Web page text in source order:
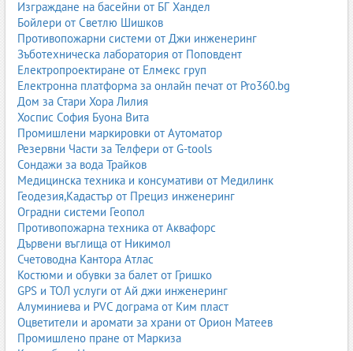
Изграждане на басейни от БГ Хандел
Бойлери от Светлю Шишков
Противопожарни системи от Джи инженеринг
Зъботехническа лаборатория от Поповдент
Електропроектиране от Елмекс груп
Електронна платформа за онлайн печат от Pro360.bg
Дом за Стари Хора Лилия
Хоспис София Буона Вита
Промишлени маркировки от Аутоматор
Резервни Части за Телфери от G-tools
Сондажи за вода Трайков
Медицинска техника и консумативи от Медилинк
Геодезия,Кадастър от Прециз инженеринг
Оградни системи Геопол
Противопожарна техника от Аквафорс
Дървени въглища от Никимол
Счетоводна Кантора Атлас
Костюми и обувки за балет от Гришко
GPS и ТОЛ услуги от Ай джи инженеринг
Алуминиева и PVC дограма от Ким пласт
Оцветители и аромати за храни от Орион Матеев
Промишлено пране от Маркиза